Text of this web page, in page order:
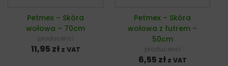
Petmex – Skóra
wołowa – 70cm
producenci
11,95 zł z VAT
Petmex – Skóra
wołowa z futrem –
50cm
producenci
6,55 zł z VAT